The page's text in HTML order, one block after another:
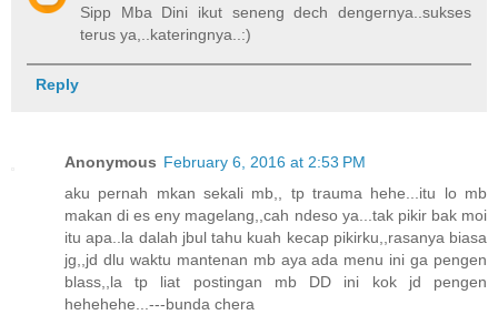
Sipp Mba Dini ikut seneng dech dengernya..sukses
terus ya,..kateringnya..:)
Reply
Anonymous February 6, 2016 at 2:53 PM
aku pernah mkan sekali mb,, tp trauma hehe...itu lo mb
makan di es eny magelang,,cah ndeso ya...tak pikir bak moi
itu apa..la dalah jbul tahu kuah kecap pikirku,,rasanya biasa
jg,,jd dlu waktu mantenan mb aya ada menu ini ga pengen
blass,,la tp liat postingan mb DD ini kok jd pengen
hehehehe...---bunda chera